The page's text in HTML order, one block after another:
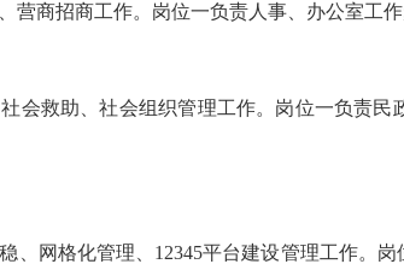
营商招商工作。岗位一负责人事、办公室工
会救助、社会组织管理工作。岗位一负责
、网格化管理、12345平台建设管理工作。